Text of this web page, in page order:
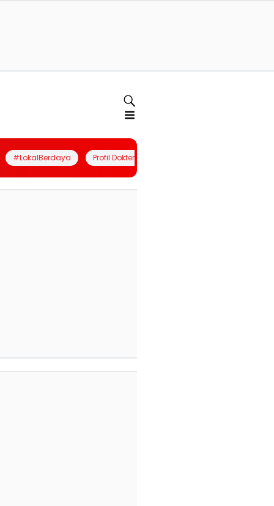
#LokalBerdaya Profil Dokter